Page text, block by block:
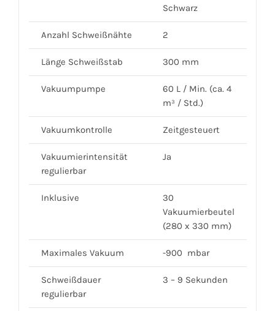
Schwarz
Anzahl Schweißnähte 2
Länge Schweißstab 300 mm
Vakuumpumpe
60 L / Min. (ca. 4
m³ / Std.)
Vakuumkontrolle Zeitgesteuert
Vakuumierintensität
regulierbar
Ja
Inklusive
30
Vakuumierbeutel
(280 x 330 mm)
Maximales Vakuum -900 mbar
Schweißdauer
regulierbar
3 – 9 Sekunden